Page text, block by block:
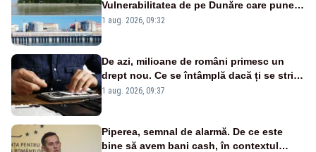
Vulnerabilitatea de pe Dunăre care pune
în pericol Centrala Cernavodă era
1 aug. 2026, 09:32
De azi, milioane de români primesc un
drept nou. Ce se întâmplă dacă ți se strică
un produs
1 aug. 2026, 09:37
Piperea, semnal de alarmă. De ce este
bine să avem bani cash, în contextul